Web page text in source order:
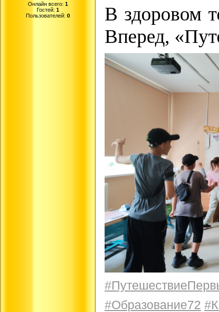
Онлайн всего: 1
Гостей: 1
Пользователей: 0
В здоровом
Вперед,
#Образование72